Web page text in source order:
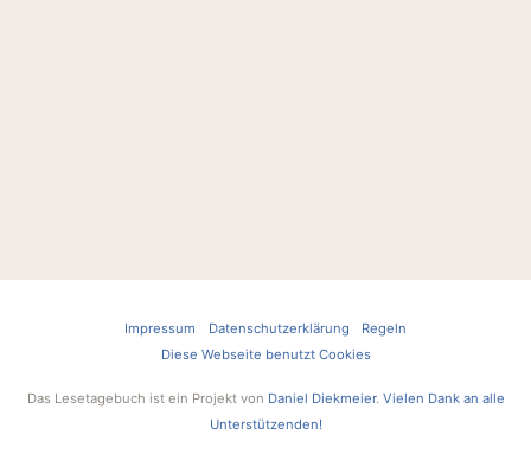
Impressum Datenschutzerklärung
Regeln
Diese Webseite benutzt Cookies
Das Lesetagebuch ist ein Projekt von Daniel Diekmeier. Vielen Dank an alle
Unterstützenden!